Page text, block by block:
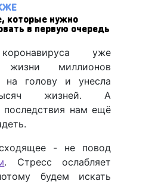
которые нужно
в первую очередь
уже
жизни миллионов
голову и унесла
жизней. А
последствия нам ещё
- не повод
. Стресс ослабляет
будем искать